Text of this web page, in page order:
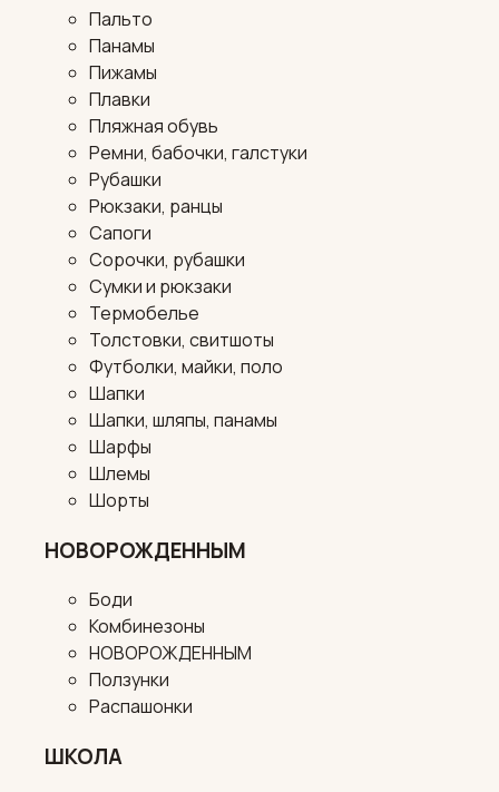
Пальто
Панамы
Пижамы
Плавки
Пляжная обувь
Ремни, бабочки, галстуки
Рубашки
Рюкзаки, ранцы
Сапоги
Сорочки, рубашки
Сумки и рюкзаки
Термобелье
Толстовки, свитшоты
Футболки, майки, поло
Шапки
Шапки, шляпы, панамы
Шарфы
Шлемы
Шорты
НОВОРОЖДЕННЫМ
Боди
Комбинезоны
НОВОРОЖДЕННЫМ
Ползунки
Распашонки
ШКОЛА